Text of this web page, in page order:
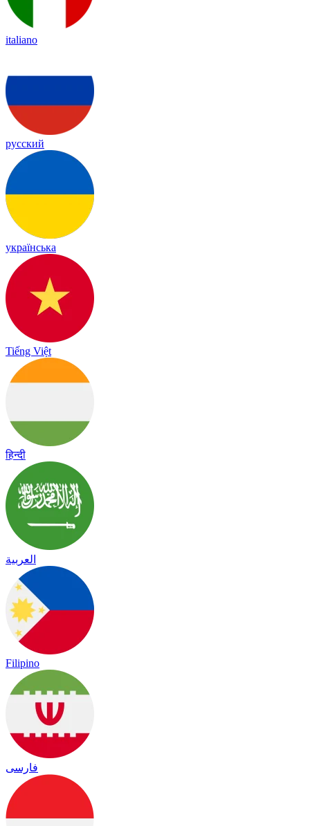
italiano
русский
українська
Tiếng Việt
हिन्दी
العربية
Filipino
فارسی